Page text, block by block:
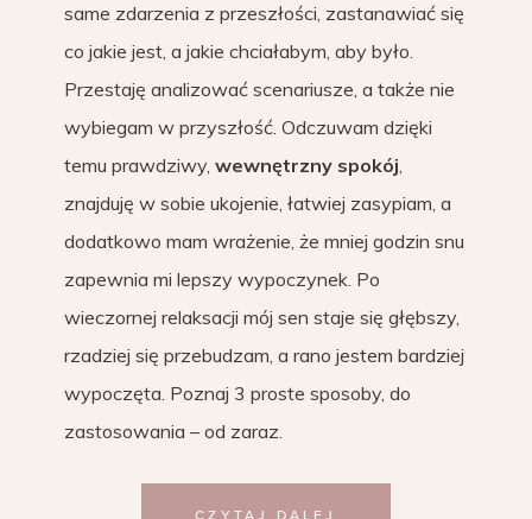
same zdarzenia z przeszłości, zastanawiać się
co jakie jest, a jakie chciałabym, aby było.
Przestaję analizować scenariusze, a także nie
wybiegam w przyszłość. Odczuwam dzięki
temu prawdziwy, wewnętrzny spokój,
znajduję w sobie ukojenie, łatwiej zasypiam, a
dodatkowo mam wrażenie, że mniej godzin snu
zapewnia mi lepszy wypoczynek. Po
wieczornej relaksacji mój sen staje się głębszy,
rzadziej się przebudzam, a rano jestem bardziej
wypoczęta. Poznaj 3 proste sposoby, do
zastosowania – od zaraz.